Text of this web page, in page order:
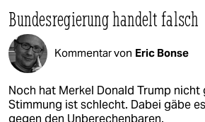
Bundesregierung handelt falsch
Kommentar von Eric Bonse
Noch hat Merkel Donald Trump
Stimmung ist schlecht. Dabei gäbe
gegen den Unberechenbaren.